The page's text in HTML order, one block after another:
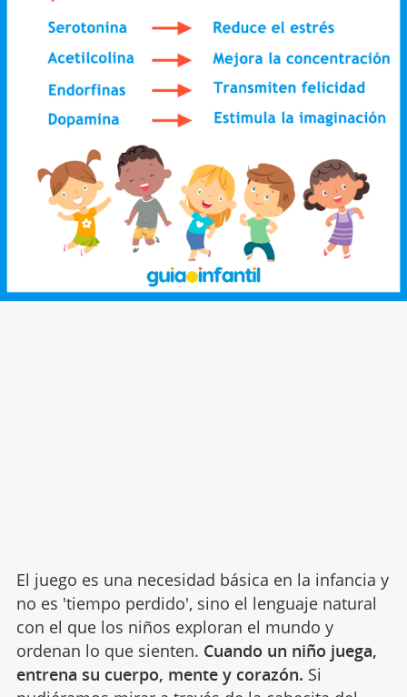
El juego es una necesidad básica en la infancia y
no es 'tiempo perdido', sino el lenguaje natural
con el que los niños exploran el mundo y
ordenan lo que sienten. Cuando un niño juega,
entrena su cuerpo, mente y corazón. Si